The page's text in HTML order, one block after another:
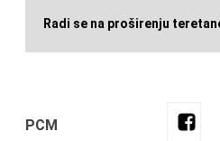
Radi se na proširenju
PCM